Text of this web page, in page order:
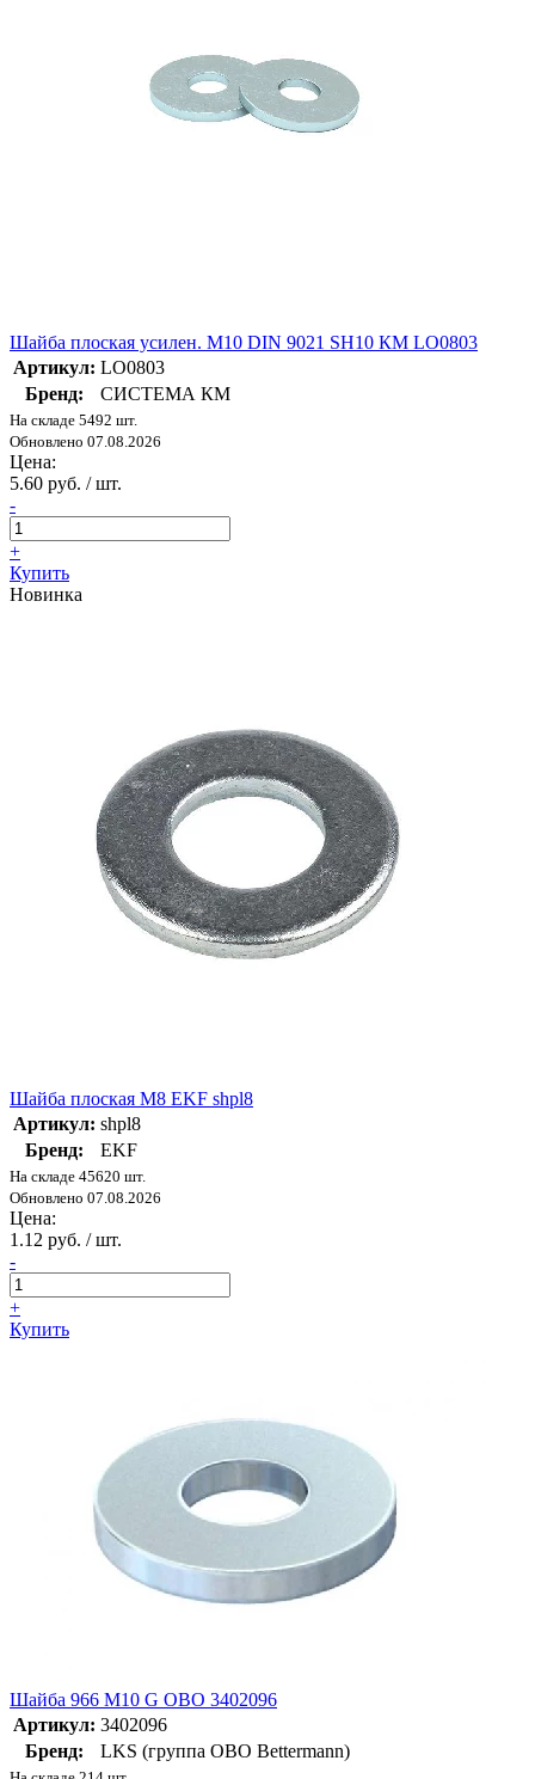
Шайба плоская усилен. М10 DIN 9021 SH10 КМ LO0803
Артикул: LO0803
Бренд:
СИСТЕМА КМ
На складе 5492 шт.
Обновлено 07.08.2026
Цена:
5.60 руб. / шт.
-
+
Купить
Новинка
Шайба плоская M8 EKF shpl8
Артикул: shpl8
Бренд:
EKF
На складе 45620 шт.
Обновлено 07.08.2026
Цена:
1.12 руб. / шт.
-
+
Купить
Шайба 966 M10 G OBO 3402096
Артикул: 3402096
Бренд:
LKS (группа OBO Bettermann)